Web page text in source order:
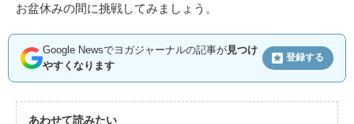
お盆休みの間に挑戦してみましょう。
Google Newsでヨガジャーナルの記事が見つけ
やすくなります
登録する
あわせて読みたい